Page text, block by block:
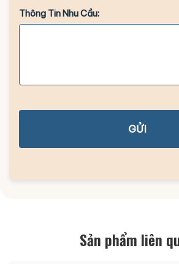
Thông Tin Nhu Cầu:
GỬI
Sản phẩm liên